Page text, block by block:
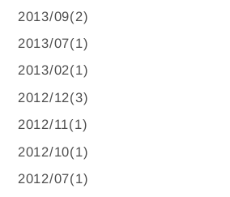
2013/09(2)
2013/07(1)
2013/02(1)
2012/12(3)
2012/11(1)
2012/10(1)
2012/07(1)